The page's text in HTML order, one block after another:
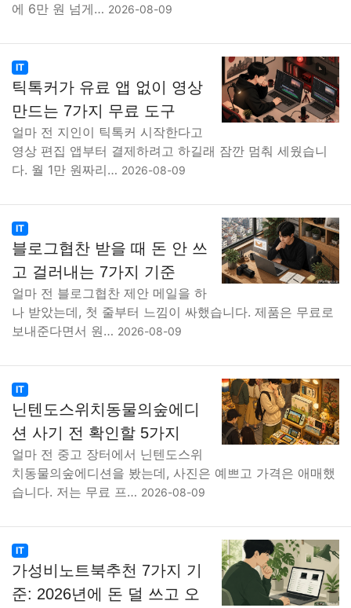
에 6만 원 넘게… 2026-08-09
IT
틱톡커가 유료 앱 없이 영상
만드는 7가지 무료 도구
얼마 전 지인이 틱톡커 시작한다고
영상 편집 앱부터 결제하려고 하길래 잠깐 멈춰 세웠습니
다. 월 1만 원짜리… 2026-08-09
IT
블로그협찬 받을 때 돈 안 쓰
고 걸러내는 7가지 기준
얼마 전 블로그협찬 제안 메일을 하
나 받았는데, 첫 줄부터 느낌이 싸했습니다. 제품은 무료로
보내준다면서 원… 2026-08-09
IT
닌텐도스위치동물의숲에디
션 사기 전 확인할 5가지
얼마 전 중고 장터에서 닌텐도스위
치동물의숲에디션을 봤는데, 사진은 예쁘고 가격은 애매했
습니다. 저는 무료 프… 2026-08-09
IT
가성비노트북추천 7가지 기
준: 2026년에 돈 덜 쓰고 오